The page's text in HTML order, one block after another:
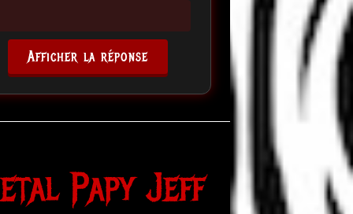
Afficher la réponse
Papy Jeff